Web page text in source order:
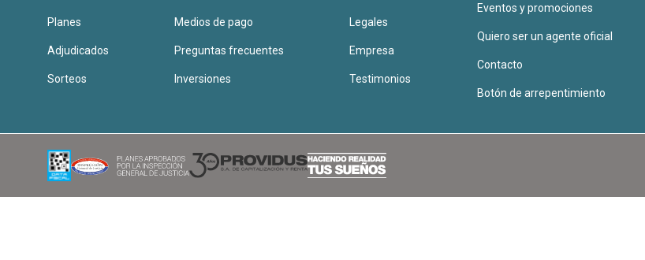
Planes
Adjudicados
Sorteos
Medios de pago
Preguntas frecuentes
Inversiones
Legales
Empresa
Testimonios
Eventos y promociones
Quiero ser un agente oficial
Contacto
Botón de arrepentimiento